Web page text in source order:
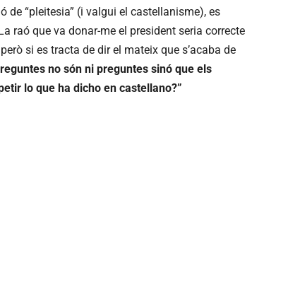
de “pleitesia” (i valgui el castellanisme), es
raó que va donar-me el president seria correcte
si es tracta de dir el mateix que s’acaba de
no són ni preguntes sinó que els
lo que ha dicho en castellano?”